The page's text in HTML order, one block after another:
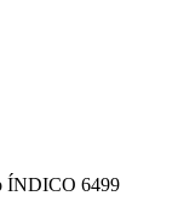
ÍNDICO 6499